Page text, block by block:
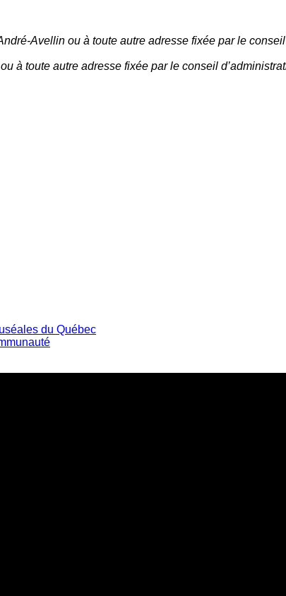
Avellin ou à toute autre adresse fixée par le conseil
à toute autre adresse fixée par le conseil
du Québec